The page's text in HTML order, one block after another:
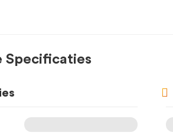
Specificaties